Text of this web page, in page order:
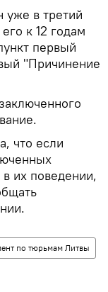
в третий
к 12 годам
первый
"Причинение
что если
их поведении,
по тюрьмам Литвы